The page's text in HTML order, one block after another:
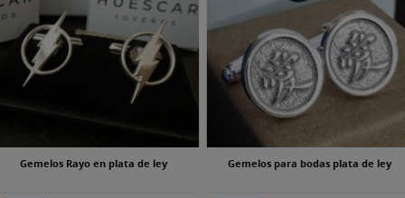
Gemelos Rayo en plata de ley Gemelos para bodas plata de ley